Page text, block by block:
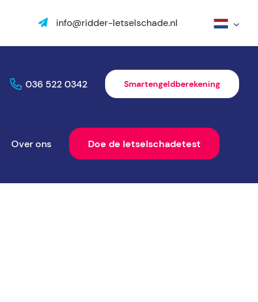
info@ridder-letselschade.nl
036 522 0342 Smartengeldberekening
Over ons Doe de letselschadetest